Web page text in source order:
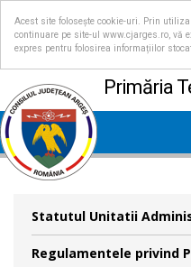
Acest site folosește cookie-uri. Prin
continuare pe site-ul www.cjarges.ro, vă
expres pentru folosirea informațiilor
Primăria
Statutul Unitatii
Regulamentele privind